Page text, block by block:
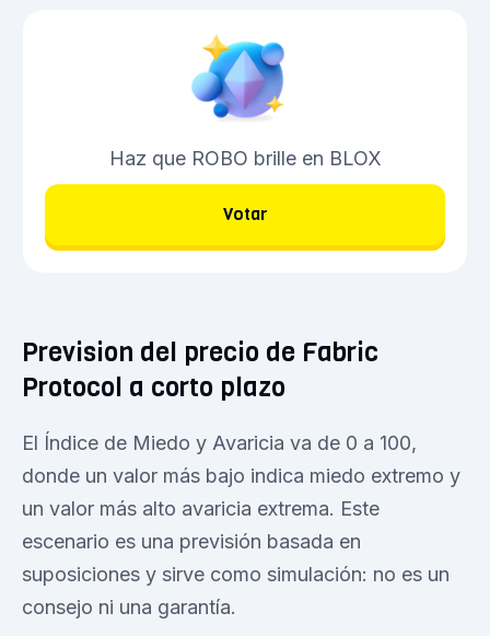
Haz que ROBO brille en BLOX
Votar
Prevision del precio de Fabric
Protocol a corto plazo
El Índice de Miedo y Avaricia va de 0 a 100,
donde un valor más bajo indica miedo extremo y
un valor más alto avaricia extrema. Este
escenario es una previsión basada en
suposiciones y sirve como simulación: no es un
consejo ni una garantía.